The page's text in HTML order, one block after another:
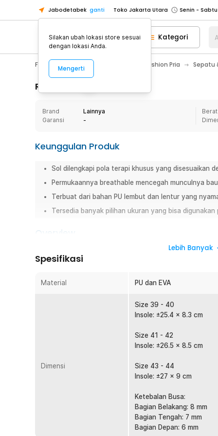
Jabodetabek ganti Toko Jakarta Utara
Toko Tangerang
Toko Cikupa
Pick n Go Jakarta Barat
Senin -
Pick n Go Bekasi
Senin - Jumat
Senin - Jumat
Senin -
Senin -
Toko Tangerang
Pick n Go Jakarta Barat
Senin -
Pick n Go Bekasi
Senin - Jumat
Pick n Go Depok
Senin - Jumat
Kategori
Fashion, Make Up & Beauty Care Fashion Pria Sepatu
Rincian Produk
Brand
Lainnya
Garansi
-
Keunggulan Produk
Sol dilengkapi pola terapi khusus yang disesuaikan
Permukaannya breathable mencegah munculnya
Terbuat dari bahan PU lembut dan lentur yang
Tersedia banyak pilihan ukuran yang bisa digunakan
Overview
Apakah kaki Anda sering terasa pegal setelah berjalan
orthopedic dari BOOST hadir untuk memberikan
Cocok digunakan untuk berbagai aktivitas harian maupun
Permukaan insole ini dirancang dengan pola massage
pada telapak kaki saat digunakan. Tekstur ini
lebih rileks setelah beraktivitas. Fitur ini ditujukan untuk
Menggunakan kombinasi material PU yang lentur dan
digunakan setiap hari. Material ini mampu mengikuti
bantalan yang lebih baik tanpa mengurangi fleksibilitas
nyaman saat bersentuhan langsung dengan kaki.
Lebih Banyak
Spesifikasi
Material PU dan EVA
Dimensi
Size 39 - 40
Insole: ±25.4 x 8.3 cm
Size 41 - 42
Insole: ±26.5 x 8.5 cm
Size 43 - 44
Insole: ±27 x 9 cm
Ketebalan Busa:
Bagian Belakang: 8 mm
Bagian Tengah: 7 mm
Bagian Depan: 6 mm
Silakan ubah lokasi store sesuai
dengan lokasi Anda.
Mengerti